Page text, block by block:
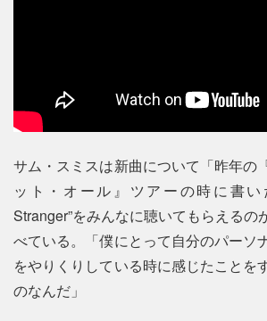
サム・スミスは新曲について「昨年の
ット・オール』ツアーの時に書い
Stranger”をみんなに聴いてもらえるの
べている。「僕にとって自分のパーソ
をやりくりしている時に感じたことを
のなんだ」